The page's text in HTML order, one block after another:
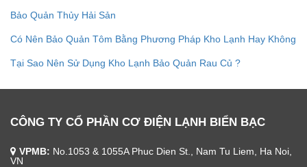
Bảo Quản Thủy Hải Sản
Có Nên Bảo Quản Tôm Bằng Phương Pháp Kho Lạnh Hay Không
Tại Sao Nên Sử Dụng Kho Lạnh Bảo Quản Rau Củ ?
CÔNG TY CỔ PHẦN CƠ ĐIỆN LẠNH BIỂN BẠC
VPMB: No.1053 & 1055A Phuc Dien St., Nam Tu Liem, Ha Noi,
VN